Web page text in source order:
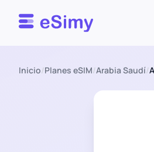
Esimy
Inicio/Planes eSIM/Arabia Saudí/